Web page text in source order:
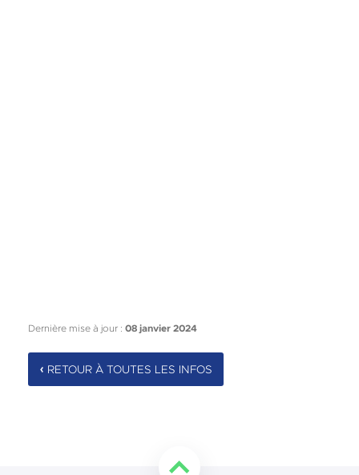
Dernière mise à jour : 08 janvier 2024
RETOUR À TOUTES LES INFOS